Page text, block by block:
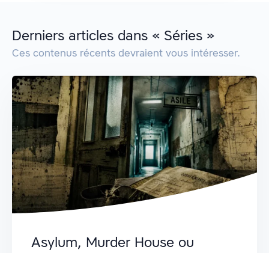
Derniers articles dans « Séries »
Ces contenus récents devraient vous intéresser.
Asylum, Murder House ou